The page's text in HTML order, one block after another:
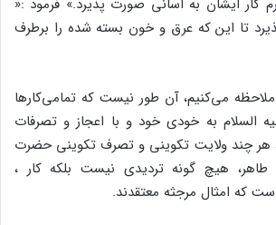
تا این که عرق و خون بسته شده را برطرف
می‌کنیم، آن طور نیست که تمامی‌کارها
السلام به خودی خود و با اعجاز و تصرفات
هر چند ولایت تکوینی و تصرف تکوینی حضرت
طاهر، هیچ گونه تردیدی نیست بلکه کار ،
که امثال مرجثه معتقدند.